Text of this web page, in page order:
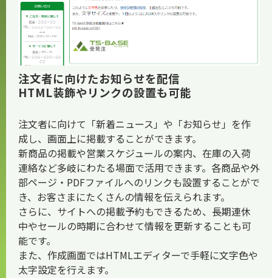
注文者に向けたお知らせを配信
HTML装飾やリンクの設置も可能
注文者に向けて「新着ニュース」や「お知らせ」を作
成し、画面上に掲載することができます。
新商品の掲載や営業スケジュールの案内、在庫の入荷
連絡など多岐にわたる場面で活用できます。各商品や外
部ページ・PDFファイルへのリンクも設置することがで
き、お客さまにたくさんの情報を伝えられます。
さらに、サイトへの掲載予約もできるため、長期連休
中やセールの時期に合わせて情報を更新することも可
能です。
また、作成画面ではHTMLエディターで手軽に文字色や
太字設定を行えます。